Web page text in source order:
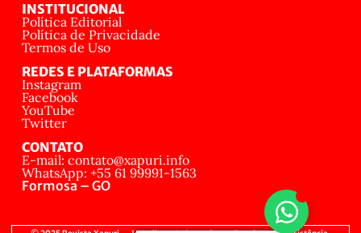
INSTITUCIONAL
Política Editorial
Política de Privacidade
Termos de Uso
REDES E PLATAFORMAS
Instagram
Facebook
YouTube
Twitter
CONTATO
E-mail: contato@xapuri.info
WhatsApp: +55 61 99991-1563
Formosa – GO